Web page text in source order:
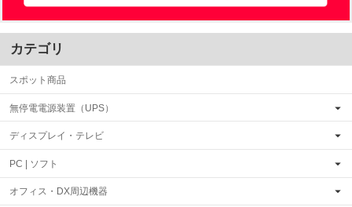
カテゴリ
スポット商品
無停電電源装置（UPS）
ディスプレイ・テレビ
PC | ソフト
オフィス・DX周辺機器